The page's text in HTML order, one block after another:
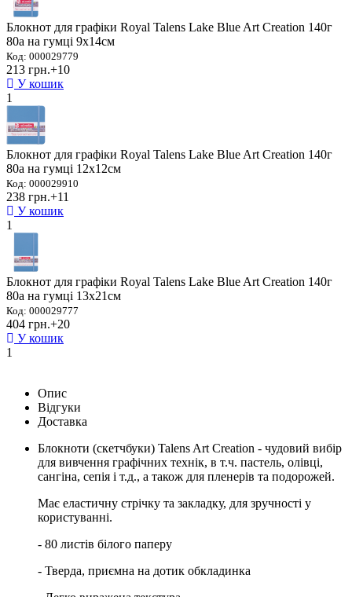
Блокнот для графіки Royal Talens Lake Blue Art Creation 140г
80а на гумці 9х14см
Код: 000029779
213 грн.+10
У кошик
1
Блокнот для графіки Royal Talens Lake Blue Art Creation 140г
80а на гумці 12х12см
Код: 000029910
238 грн.+11
У кошик
1
Блокнот для графіки Royal Talens Lake Blue Art Creation 140г
80а на гумці 13х21см
Код: 000029777
404 грн.+20
У кошик
1
Опис
Відгуки
Доставка
Блокноти (скетчбуки) Talens Art Creation - чудовий вибiр
для вивчення графічних технік, в т.ч. пастель, олівці,
сангіна, сепія і т.д., а також для пленерів та подорожей.
Має еластичну стрічку та закладку, для зручності у
користуванні.
- 80 листів білого паперу
- Тверда, приємна на дотик обкладинка